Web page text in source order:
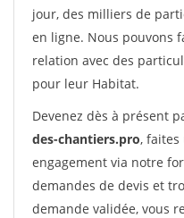
jour, des milliers de
en ligne. Nous pouvons
relation avec des
pour leur Habitat.
Devenez dès à présent
des-chantiers.pro, faites
engagement via notre
demandes de devis et
demande validée, vous